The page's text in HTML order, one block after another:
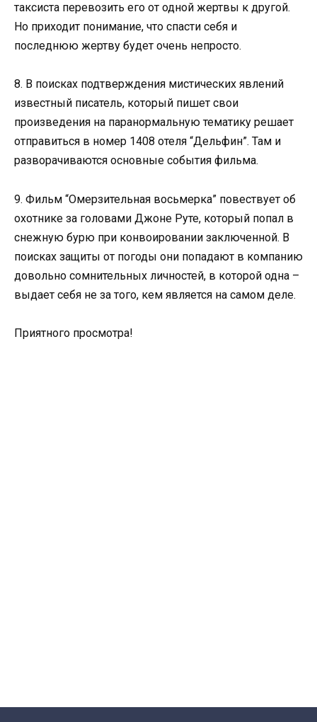
таксиста перевозить его от одной жертвы к другой.
Но приходит понимание, что спасти себя и
последнюю жертву будет очень непросто.
8. В поисках подтверждения мистических явлений
известный писатель, который пишет свои
произведения на паранормальную тематику решает
отправиться в номер 1408 отеля “Дельфин”. Там и
разворачиваются основные события фильма.
9. Фильм “Омерзительная восьмерка” повествует об
охотнике за головами Джоне Руте, который попал в
снежную бурю при конвоировании заключенной. В
поисках защиты от погоды они попадают в компанию
довольно сомнительных личностей, в которой одна –
выдает себя не за того, кем является на самом деле.
Приятного просмотра!